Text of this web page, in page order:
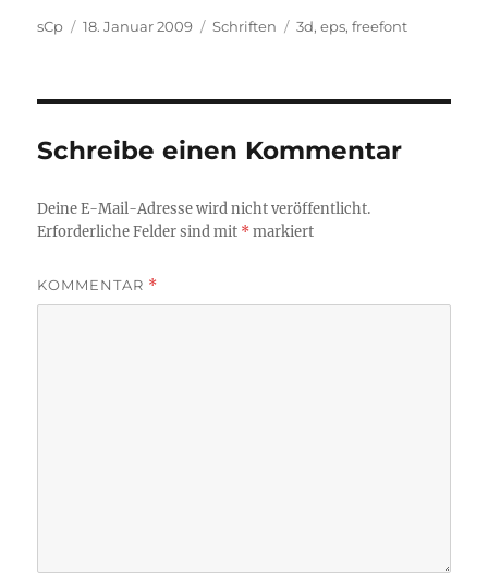
Autor
sCp
Veröffentlicht
18. Januar 2009 Kategorien
Schriften Schlagwörter
3d,eps,freefont
Schreibe einen Kommentar
Deine E-Mail-Adresse wird nicht veröffentlicht.
Erforderliche Felder sind mit *markiert
KOMMENTAR *